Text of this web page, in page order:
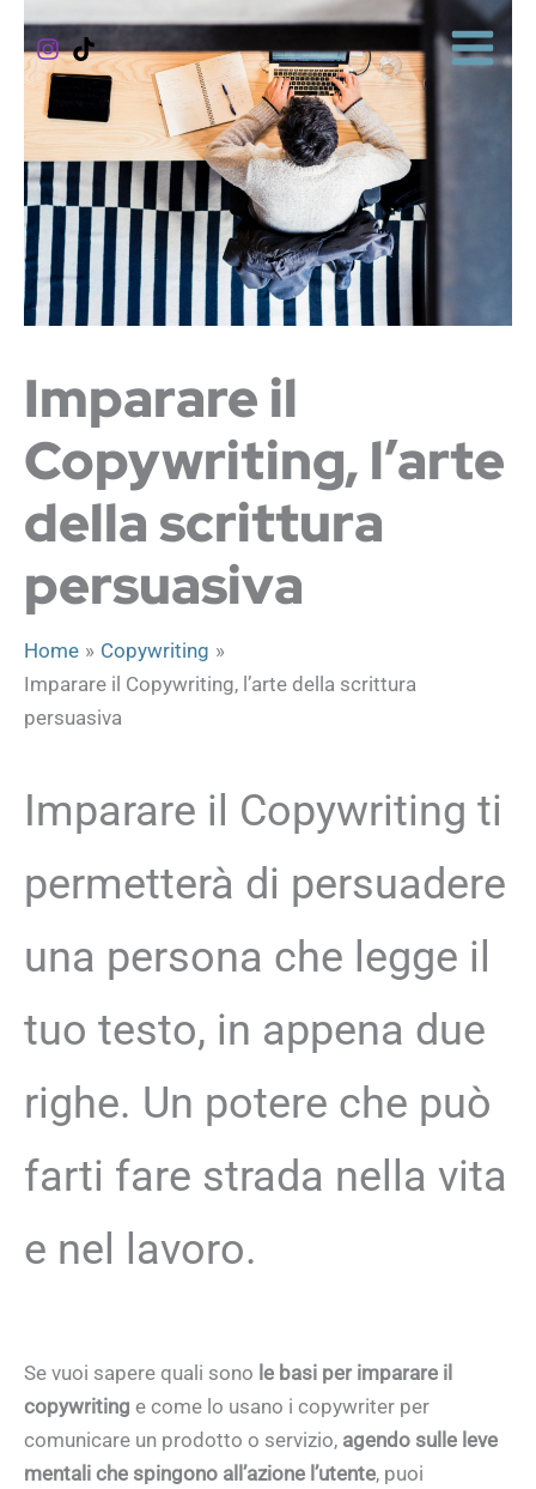
Vai
contenuto
Imparare il
Copywriting, l’arte
della scrittura
persuasiva
Home
Copywriting
Imparare il Copywriting, l’arte della scrittura
persuasiva
Imparare il Copywriting ti
permetterà di persuadere
una persona che legge il
tuo testo, in appena due
righe. Un potere che può
farti fare strada nella vita
e nel lavoro.
Se vuoi sapere quali sono le basi per imparare il
copywriting e come lo usano i copywriter per
comunicare un prodotto o servizio, agendo sulle leve
mentali che spingono all’azione l’utente, puoi